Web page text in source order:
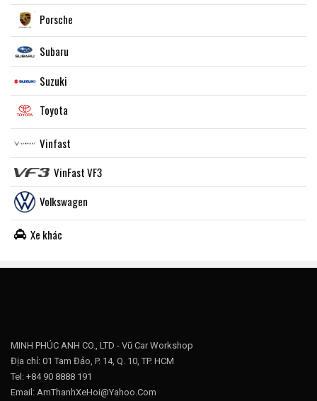
Porsche
Subaru
Suzuki
Toyota
Vinfast
VinFast VF3
Volkswagen
Xe khác
MINH PHÚC ANH CO., LTD - Vũ Car Workshop
Địa chỉ: 01 Tam Đảo, P. 14, Q. 10, TP. HCM
Tel: +84 90 8888 191
Email: AmThanhXeHoi@Yahoo.Com